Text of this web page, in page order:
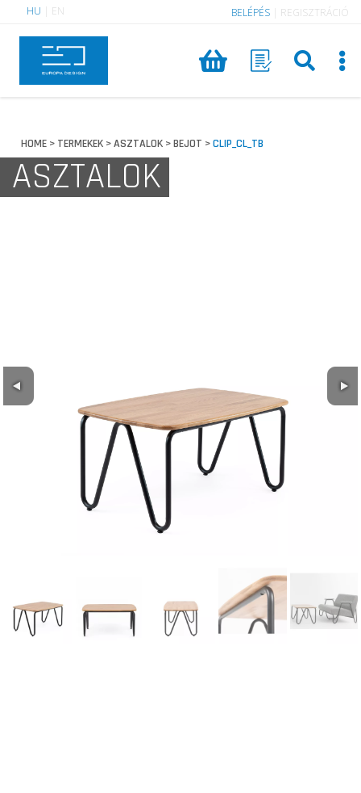
HU EN BELÉPÉS REGISZTRÁCIÓ
HOME > TERMEKEK >ASZTALOK >BEJOT >CLIP_CL_TB
ASZTALOK